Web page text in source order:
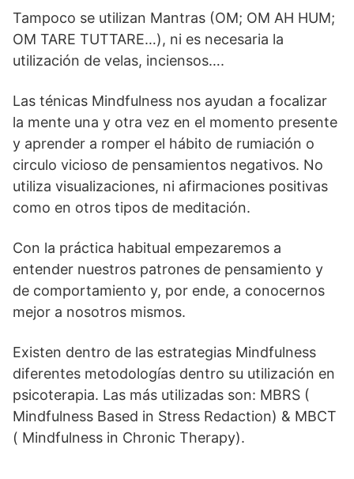
Tampoco se utilizan Mantras (OM; OM AH HUM;
OM TARE TUTTARE…), ni es necesaria la
utilización de velas, inciensos….
Las ténicas Mindfulness nos ayudan a focalizar
la mente una y otra vez en el momento presente
y aprender a romper el hábito de rumiación o
circulo vicioso de pensamientos negativos. No
utiliza visualizaciones, ni afirmaciones positivas
como en otros tipos de meditación.
Con la práctica habitual empezaremos a
entender nuestros patrones de pensamiento y
de comportamiento y, por ende, a conocernos
mejor a nosotros mismos.
Existen dentro de las estrategias Mindfulness
diferentes metodologías dentro su utilización en
psicoterapia. Las más utilizadas son: MBRS (
Mindfulness Based in Stress Redaction) & MBCT
( Mindfulness in Chronic Therapy).